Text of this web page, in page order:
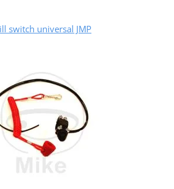
switch universal JMP